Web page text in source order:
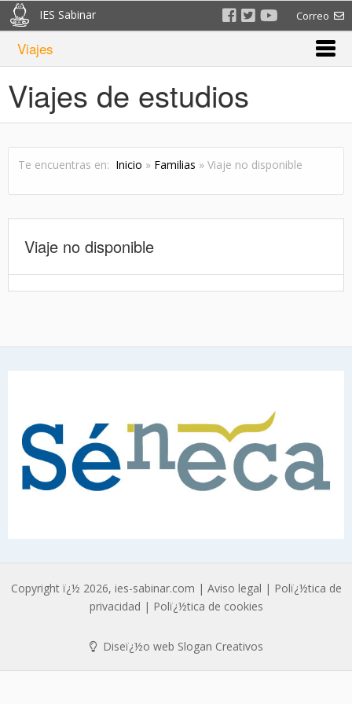
IES Sabinar Correo
Viajes
Viajes de estudios
Te encuentras en: Inicio » Familias » Viaje no disponible
Viaje no disponible
Copyright ï¿½ 2026, ies-sabinar.com | Aviso legal | Polï¿½tica de
privacidad | Polï¿½tica de cookies
Diseï¿½o web Slogan Creativos